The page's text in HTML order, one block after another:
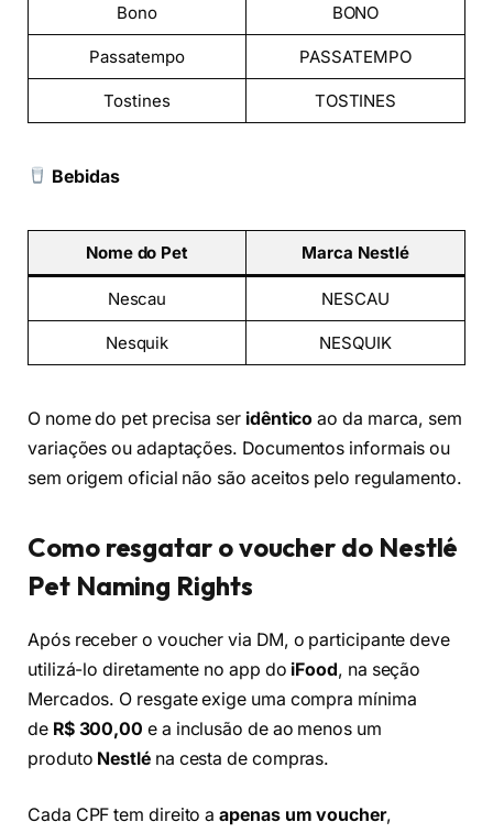
Bono BONO
Passatempo PASSATEMPO
Tostines TOSTINES
Bebidas
Nome do Pet Marca Nestlé
Nescau NESCAU
Nesquik NESQUIK
O nome do pet precisa ser idêntico ao da marca, sem
variações ou adaptações. Documentos informais ou
sem origem oficial não são aceitos pelo regulamento.
Como resgatar o voucher do Nestlé
Pet Naming Rights
Após receber o voucher via DM, o participante deve
utilizá-lo diretamente no app do iFood, na seção
Mercados. O resgate exige uma compra mínima
de R$ 300,00 e a inclusão de ao menos um
produto Nestléna cesta de compras.
Cada CPF tem direito aapenas um voucher,